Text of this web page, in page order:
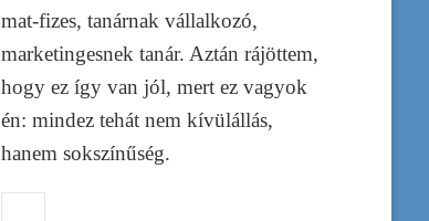
mat-fizes, tanárnak vállalkozó,
marketingesnek tanár. Aztán rájöttem,
hogy ez így van jól, mert ez vagyok
én: mindez tehát nem kívülállás,
hanem sokszínűség.